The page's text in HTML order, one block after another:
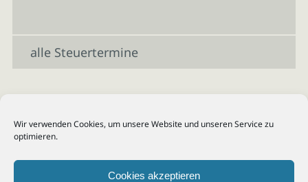
Wir verwenden Cookies, um unsere Website und unseren Service zu
optimieren.
Cookies akzeptieren
alle Steuertermine